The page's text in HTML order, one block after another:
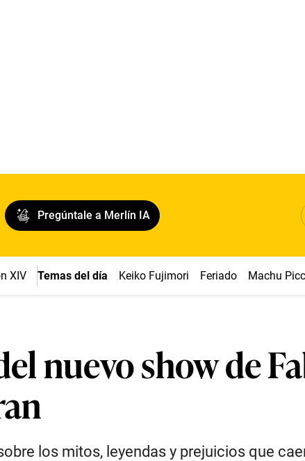
Pregúntale a Merlín IA
XIV Temas del día Keiko Fujimori Feriado Machu
nuevo show de
los mitos, leyendas y prejuicios que